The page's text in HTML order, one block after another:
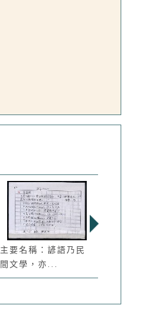
主要名稱：諺語乃民
間文學，亦...